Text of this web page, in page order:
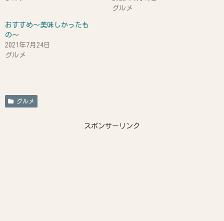
グルメ
おすすめ〜美味しかったも
の〜
2021年7月24日
グルメ
グルメ
スポンサーリンク